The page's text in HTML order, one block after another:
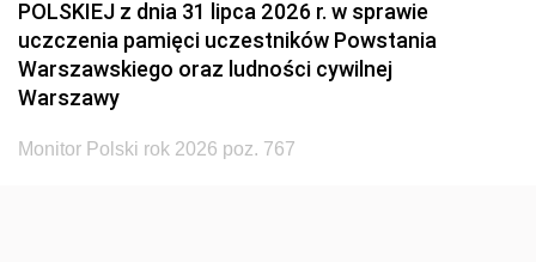
POLSKIEJ z dnia 31 lipca 2026 r. w sprawie
uczczenia pamięci uczestników Powstania
Warszawskiego oraz ludności cywilnej
Warszawy
Monitor Polski rok 2026 poz. 767